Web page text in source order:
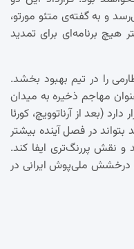
و به گفته‌ی متئو مورتو،
هیچ برنامه‌ای برای تمدید
را در تیم بهبود بخشد.
مهاجم ذخیره به میدان
(بعد از آرناتوویچ، کورئا
در فصل آینده بیشتر
نقش پررنگ‌تری ایفا کند.
درخشش ملی‌پوش ایرانی در